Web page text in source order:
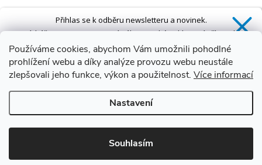
Používáme cookies, abychom Vám umožnili pohodlné
prohlížení webu a díky analýze provozu webu neustále
zlepšovali jeho funkce, výkon a použitelnost. Více informací
Nastavení
Souhlasím
Přihlas se k odběru newsletteru a novinek.
ZískášSLEVU 5 %na první nákup a také exkluzivní přístup k
novinkám, slevám a dalším speciálním nabídkám.*
Ano, chci se přihlásit
Zásady zpracování osobních údajů
*Sleva neplatí na vany s dvířky AVO a VOVO